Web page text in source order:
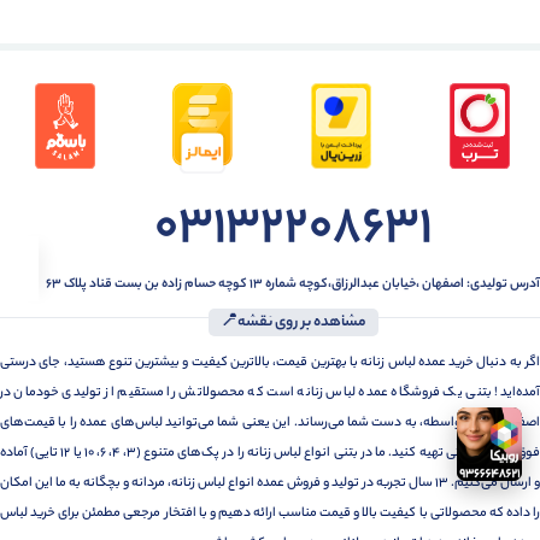
03132208631
آدرس تولیدی: اصفهان ،خیابان عبدالرزاق،کوچه شماره ۱۳ کوچه حسام زاده بن بست قناد پلاک ۶۳
مشاهده بر روی نقشه📍
اگر به دنبال خرید عمده لباس زنانه با بهترین قیمت، بالاترین کیفیت و بیشترین تنوع هستید، جای درستی
آمده‌اید! بتنی یک فروشگاه عمده لباس زنانه است که محصولاتش را مستقیم از تولیدی خودمان در
اصفهان، بدون واسطه، به دست شما می‌رساند. این یعنی شما می‌توانید لباس‌های عمده را با قیمت‌های
فوق‌العاده رقابتی تهیه کنید. ما در بتنی انواع لباس زنانه را در پک‌های متنوع (3، 4، 6، 10 یا 12 تایی) آماده
و ارسال می‌کنیم. 13 سال تجربه در تولید و فروش عمده انواع لباس زنانه، مردانه و بچگانه به ما این امکان
را داده که محصولاتی با کیفیت بالا و قیمت مناسب ارائه دهیم و با افتخار مرجعی مطمئن برای خرید لباس